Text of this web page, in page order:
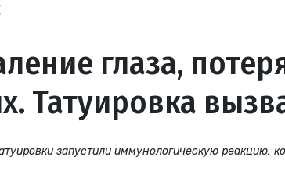
глаза,
Татуировка
запустили иммунологическую реакцию,